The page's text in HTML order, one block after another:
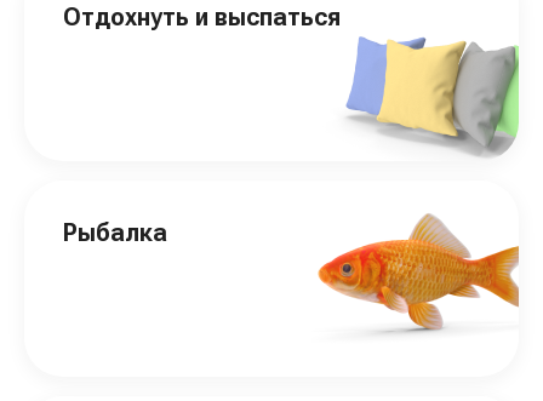
Отдохнуть и выспаться
Рыбалка